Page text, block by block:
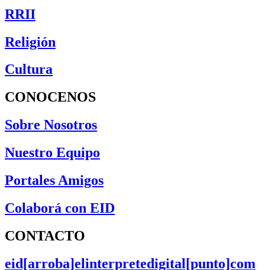
RRII
Religión
Cultura
CONOCENOS
Sobre Nosotros
Nuestro Equipo
Portales Amigos
Colaborá con EID
CONTACTO
eid[arroba]elinterpretedigital[punto]com